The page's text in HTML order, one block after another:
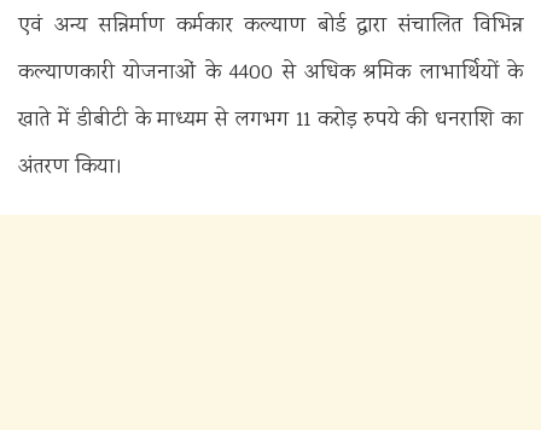
एवं अन्य सन्निर्माण कर्मकार कल्याण बोर्ड द्वारा संचालित विभिन्न
कल्याणकारी योजनाओं के 4400 से अधिक श्रमिक लाभार्थियों के
खाते में डीबीटी के माध्यम से लगभग 11 करोड़ रुपये की धनराशि का
अंतरण किया।